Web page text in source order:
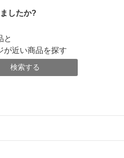
したか?
と
が近い商品を探す
検索する